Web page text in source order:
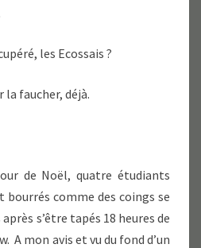
les Ecossais ?
faucher, déjà.
de Noël, quatre étudiants
comme des coings se
s’être tapés 18 heures de
A mon avis et vu du fond d’un